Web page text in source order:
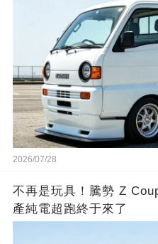
2026/07/28
不再是玩具！騰勢 Z
產純電超跑終于來了